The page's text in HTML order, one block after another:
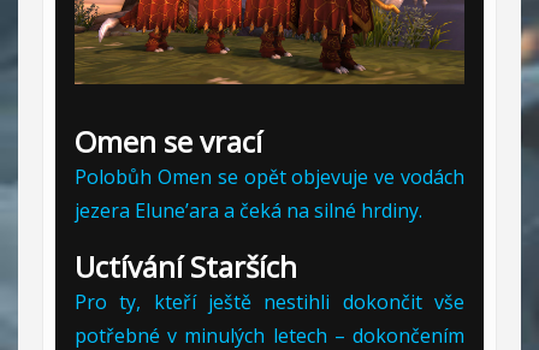
Omen se vrací
Polobůh Omen se opět objevuje ve vodách
jezera Elune’ara a čeká na silné hrdiny.
Uctívání Starších
Pro ty, kteří ještě nestihli dokončit vše
potřebné v minulých letech – dokončením